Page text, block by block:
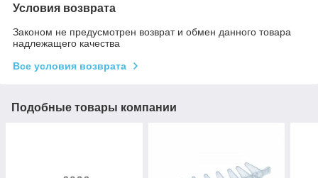
Условия возврата
Законом не предусмотрен возврат и обмен данного товара
надлежащего качества
Все условия возврата
Подобные товары компании